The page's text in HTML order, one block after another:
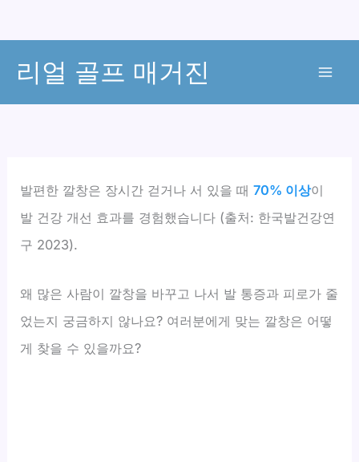
리얼 골프 매거진
발편한 깔창은 장시간 걷거나 서 있을 때70% 이상이
발 건강 개선 효과를 경험했습니다 (출처: 한국발건강연
구 2023).
왜 많은 사람이 깔창을 바꾸고 나서 발 통증과 피로가 줄
었는지 궁금하지 않나요? 여러분에게 맞는 깔창은 어떻
게 찾을 수 있을까요?